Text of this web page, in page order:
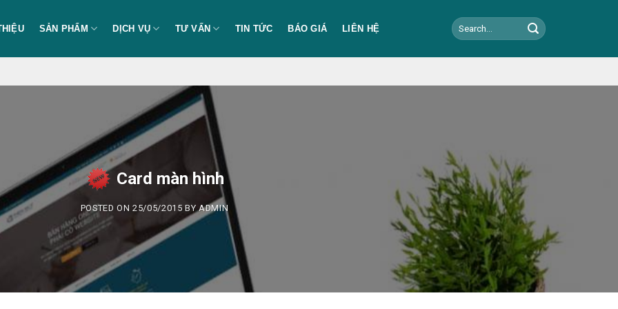
SẢN PHẨM DỊCH VỤ TƯ VẤN TIN TỨC BÁO GIÁ LIÊN HỆ
Search
for:
Card màn hình
POSTED ON25/05/2015 BYADMIN